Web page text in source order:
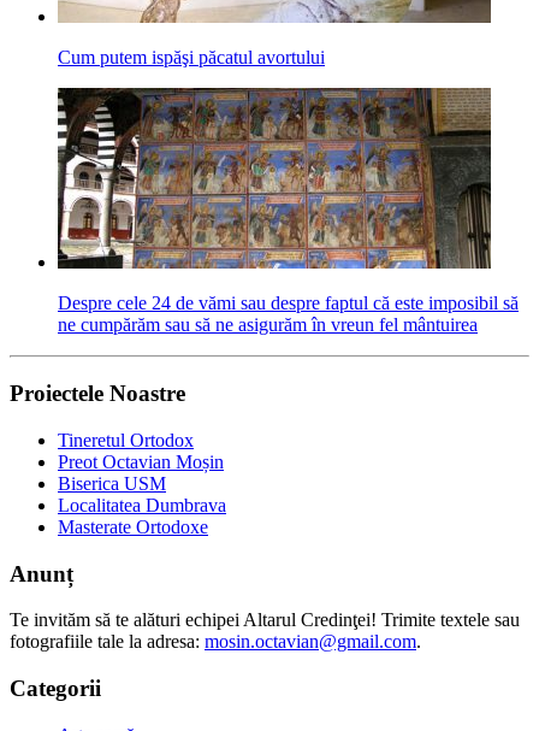
Cum putem ispăşi păcatul avortului
Despre cele 24 de vămi sau despre faptul că este imposibil să
ne cumpărăm sau să ne asigurăm în vreun fel mântuirea
Proiectele Noastre
Tineretul Ortodox
Preot Octavian Moșin
Biserica USM
Localitatea Dumbrava
Masterate Ortodoxe
Anunț
Te invităm să te alături echipei Altarul Credinţei! Trimite textele sau
fotografiile tale la adresa: mosin.octavian@gmail.com.
Categorii